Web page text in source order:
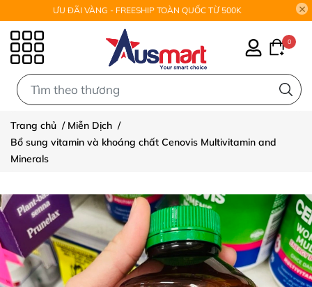
ƯU ĐÃI VÀNG - FREESHIP TOÀN QUỐC TỪ 500K
0
Trang chủ / Miễn Dịch /
Bổ sung vitamin và khoáng chất Cenovis Multivitamin and
Minerals